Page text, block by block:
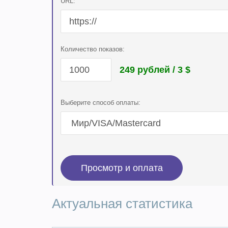
Количество показов:
249 рублей / 3 $
Выберите способ оплаты:
Актуальная статистика